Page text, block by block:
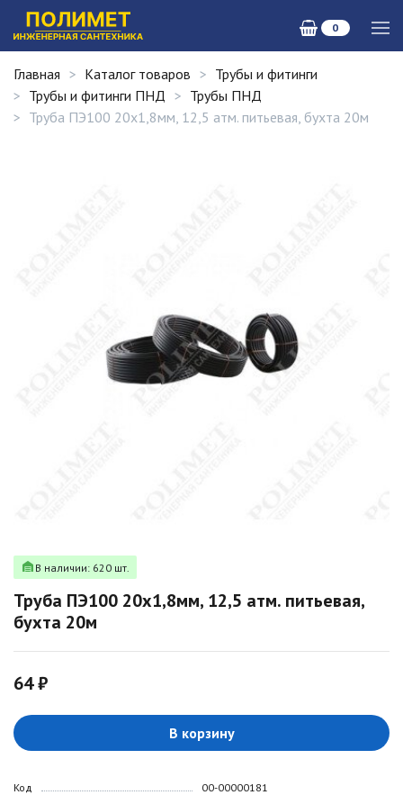
0
Главная Каталог товаров
Трубы и фитинги
Трубы и фитинги ПНД
Трубы ПНД
Труба ПЭ100 20х1,8мм, 12,5 атм. питьевая, бухта 20м
В наличии: 620 шт.
Труба ПЭ100 20х1,8мм, 12,5 атм. питьевая,
бухта 20м
64 ₽
В корзину
Код 00-00000181